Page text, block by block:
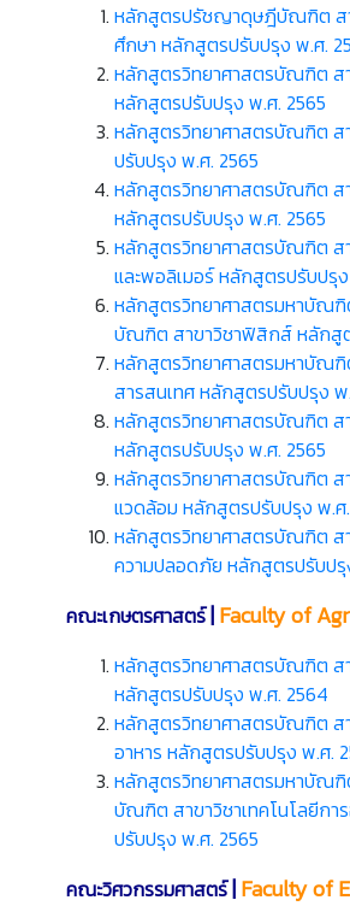
หลักสูตรปรัชญาดุษฎีบัณฑิต สา
ศึกษา หลักสูตรปรับปรุง พ.ศ.
หลักสูตรวิทยาศาสตรบัณฑิต ส
หลักสูตรปรับปรุง พ.ศ. 2565
หลักสูตรวิทยาศาสตรบัณฑิต ส
ปรับปรุง พ.ศ. 2565
หลักสูตรวิทยาศาสตรบัณฑิต ส
หลักสูตรปรับปรุง พ.ศ. 2565
หลักสูตรวิทยาศาสตรบัณฑิต สา
และพอลิเมอร์ หลักสูตรปรับปรุ
หลักสูตรวิทยาศาสตรมหาบัณ
บัณฑิต สาขาวิชาฟิสิกส์ หลักสู
หลักสูตรวิทยาศาสตรมหาบัณฑิ
สารสนเทศ หลักสูตรปรับปรุง พ
หลักสูตรวิทยาศาสตรบัณฑิต ส
หลักสูตรปรับปรุง พ.ศ. 2565
หลักสูตรวิทยาศาสตรบัณฑิต ส
แวดล้อม หลักสูตรปรับปรุง พ.ศ
หลักสูตรวิทยาศาสตรบัณฑิต สา
ความปลอดภัย หลักสูตรปรับปรุ
คณะเกษตรศาสตร์|Faculty of
หลักสูตรวิทยาศาสตรบัณฑิต ส
หลักสูตรปรับปรุง พ.ศ. 2564
หลักสูตรวิทยาศาสตรบัณฑิต สา
อาหาร หลักสูตรปรับปรุง พ.ศ.
หลักสูตรวิทยาศาสตรมหาบัณ
บัณฑิต สาขาวิชาเทคโนโลยีกา
ปรับปรุง พ.ศ. 2565
คณะวิศวกรรมศาสตร์|Faculty of